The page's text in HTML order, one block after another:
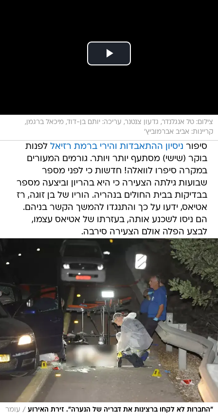
צילום: טל אנגלנדר, גדעון צנטנר, עריכה: יותם בן-דוד, מיכאל ברגמן,
קריינות: אביב אברמוביץ'
סיפור ניסיון ההתאבדות והירי ברמת רזיאל לפנות
בוקר (שישי) מסתעף יותר ויותר. גורמים המעורים
במקרה סיפרו לוואלה! חדשות כי לפני מספר
שבועות גילתה הצעירה כי היא בהריון וביצעה מספר
בבדיקות בבית החולים בנהריה. הוריו של בן זוגה, רז
אטיאס, ידעו על כך והתנגדו להמשך הקשר בניהם.
הם ניסו לשכנע אותה, בעזרתו של אטיאס עצמו,
לבצע הפלה אולם הצעירה סירבה.
"החברות לא לקחו ברצינות את דבריה של הנערה". זירת האירוע / עומר